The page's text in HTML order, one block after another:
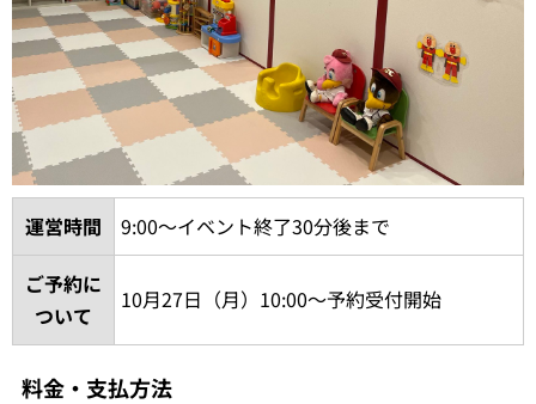
運営時間
9:00～イベント終了30分後まで
ご予約に
ついて
10月27日（月）10:00～予約受付開始
料金・支払方法